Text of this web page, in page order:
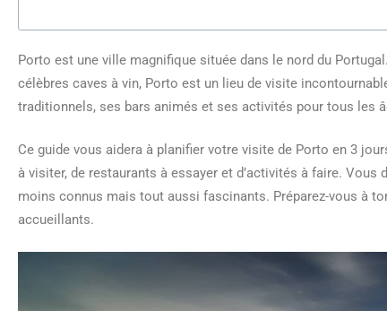
Porto est une ville magnifique située dans le nord du
célèbres caves à vin, Porto est un lieu de visite
traditionnels, ses bars animés et ses activités pour tous les
Ce guide vous aidera à planifier votre visite de Porto en 3
à visiter, de restaurants à essayer et d’activités à faire.
moins connus mais tout aussi fascinants. Préparez-vous à
accueillants.